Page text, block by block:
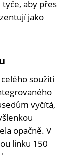
tyče, aby přes
jako
soužití
vyčítá,
opačně. V
linku 150